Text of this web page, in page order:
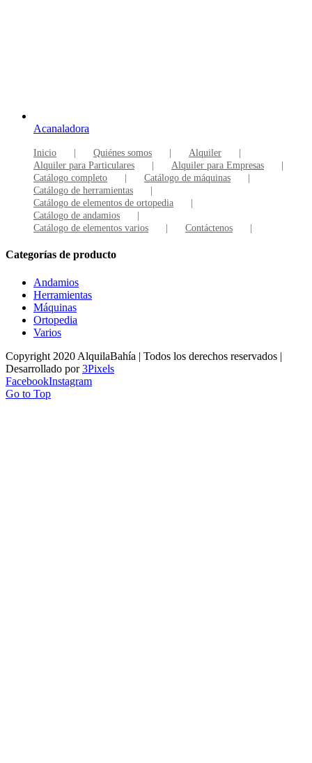
Acanaladora
Inicio Quiénes somos
Alquiler
Alquiler para Particulares
Alquiler para Empresas
Catálogo completo
Catálogo de máquinas
Catálogo de herramientas
Catálogo de elementos de ortopedia
Catálogo de andamios
Catálogo de elementos varios
Contáctenos
Categorías de producto
Andamios
Herramientas
Máquinas
Ortopedia
Varios
Copyright 2020 AlquilaBahía | Todos los derechos reservados |
Desarrollado por3Pixels
FacebookInstagram
Go to Top